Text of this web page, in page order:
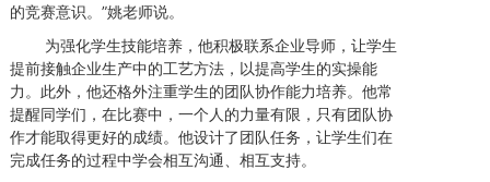
的竞赛意识。”姚老师说。
为强化学生技能培养，他积极联系企业导师，让学生
提前接触企业生产中的工艺方法，以提高学生的实操能
力。此外，他还格外注重学生的团队协作能力培养。他常
提醒同学们，在比赛中，一个人的力量有限，只有团队协
作才能取得更好的成绩。他设计了团队任务，让学生们在
完成任务的过程中学会相互沟通、相互支持。